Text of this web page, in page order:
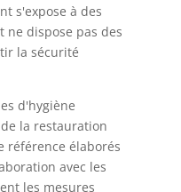
s'expose à des
ne dispose pas des
la sécurité
d'hygiène
la restauration
référence élaborés
avec les
les mesures